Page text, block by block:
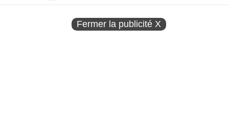
Fermer la publicité X